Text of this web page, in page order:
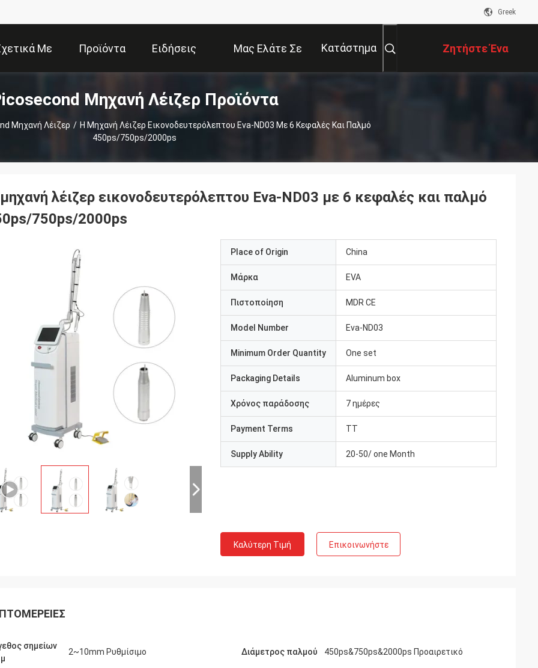
Greek
Με
Εμάς
Προϊόντα Ειδήσεις Μας Ελάτε Σε
Επαφή Με
Κατάστημα Ζητήστε Ένα
Απόσπασμα
Μηχανή Λέιζερ Προϊόντα
Μηχανή Λέιζερ / Η Μηχανή Λέιζερ Εικονοδευτερόλεπτου Eva-ND03 Με 6 Κεφαλές Και Παλμό
450ps/750ps/2000ps
λέιζερ εικονοδευτερόλεπτου Eva-ND03 με 6 κεφαλές και παλμό
750ps/2000ps
Place of Origin China
Μάρκα EVA
Πιστοποίηση MDR CE
Model Number Eva-ND03
Minimum Order Quantity One set
Packaging Details Aluminum box
Χρόνος παράδοσης 7 ημέρες
Payment Terms TT
Supply Ability 20-50/ one Month
Καλύτερη Τιμή Επικοινωνήστε
σημείων
2~10mm Ρυθμίσιμο Διάμετρος παλμού 450ps&750ps&2000ps Προαιρετικό